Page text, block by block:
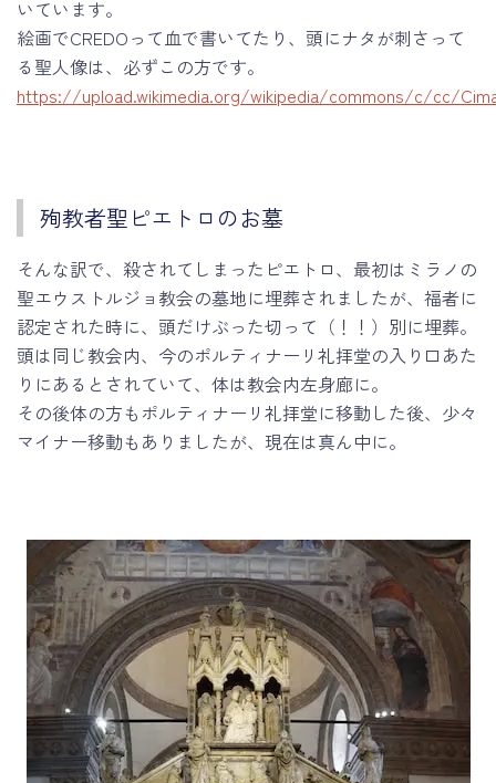
いています。
絵画でCREDOって血で書いてたり、頭にナタが刺さって
る聖人像は、必ずこの方です。
https://upload.wikimedia.org/wikipedia/commons/c/cc/
殉教者聖ピエトロのお墓
そんな訳で、殺されてしまったピエトロ、最初はミラノの
聖エウストルジョ教会の墓地に埋葬されましたが、福者に
認定された時に、頭だけぶった切って（！！）別に埋葬。
頭は同じ教会内、今のポルティナーリ礼拝堂の入り口あた
りにあるとされていて、体は教会内左身廊に。
その後体の方もポルティナーリ礼拝堂に移動した後、少々
マイナー移動もありましたが、現在は真ん中に。